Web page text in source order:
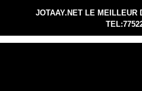
JOTAAY.NET LE MEILLEUR